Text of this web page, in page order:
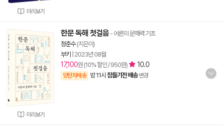
미리보기
미리보기
한문 독해 첫걸음 - 어른의 문해력 기초
정춘수(지은이)
부키
2023년 08월
17,100원 (10% 할인 / 950원) 10.0
양탄자배송 밤 11시 잠들기전 배송 변경